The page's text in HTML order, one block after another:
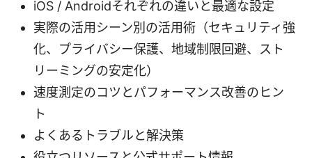
iOS / Androidそれぞれの違いと最適な設定
実際の活用シーン別の活用術（セキュリティ強
化、プライバシー保護、地域制限回避、スト
リーミングの安定化）
速度測定のコツとパフォーマンス改善のヒン
ト
よくあるトラブルと解決策